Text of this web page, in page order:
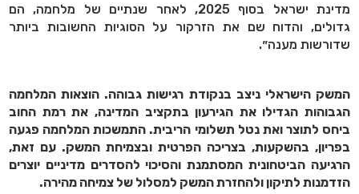
מדינת ישראל בסוף 2025, לאחר שנתיים של מלחמה, הם
גדולים, והדוח שם את הזרקור על הסוגיות החשובות ביותר
שדורשות מענה״.
המשק הישראלי ניצב בנקודת רגישות גבוהה. הוצאות המלחמה
הגבוהות הגדילו את הגירעון בתקציב המדינה, את רמת החוב
ביחס לתוצר ואת נטל תשלומי הריבית. התמשכות המלחמה פגעה
בפריון, בהשקעות, בצריכה הפרטית ובצמיחת המשק. עם זאת,
הרגיעה הביטחונית המסתמנת והסיכוי להסדרים מדיניים יוצרים
הזדמנות לתיקון ולהחזרת המשק למסלול של צמיחה מהירה.